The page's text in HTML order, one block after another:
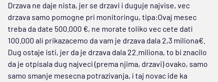
Drzava ne daje nista, jer se drzavi i duguje najvise, vec
drzava samo pomogne pri monitoringu, tipa:Ovaj mesec
treba da date 500.000 €, ne morate toliko vec cete dati
100.000 ali prikazacemo da vam je drzava dala 2,3 miliona€.
Dug ostaje isti, jer da je drzava dala 22.miliona, to bi znacilo
da je otpisala dug najveci (prema njima, drzavi) ovako, samo
samo smanje mesecna potrazivanja, i taj novac ide ka